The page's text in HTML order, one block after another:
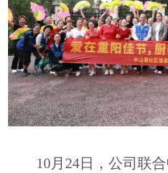
10月24日，公司联